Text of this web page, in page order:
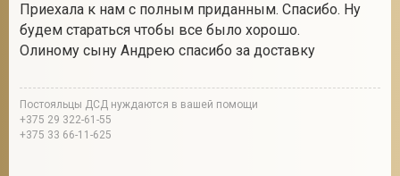
Приехала к нам с полным приданным. Спасибо. Ну
будем стараться чтобы все было хорошо.
Олиному сыну Андрею спасибо за доставку
Постояльцы ДСД нуждаются в вашей помощи
+375 29 322-61-55
+375 33 66-11-625